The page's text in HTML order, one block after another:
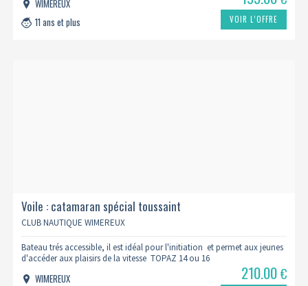
WIMEREUX
11 ans et plus
VOIR L’OFFRE
Voile : catamaran spécial toussaint
CLUB NAUTIQUE WIMEREUX
Bateau trés accessible, il est idéal pour l'initiation et permet aux jeunes
d'accéder aux plaisirs de la vitesse TOPAZ 14 ou 16
WIMEREUX
210.00€